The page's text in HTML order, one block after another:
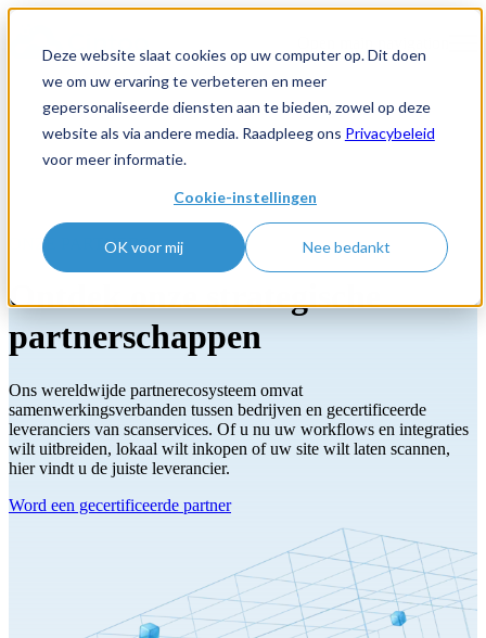
Deze website slaat cookies op uw computer op. Dit doen
we om uw ervaring te verbeteren en meer
gepersonaliseerde diensten aan te bieden, zowel op deze
website als via andere media. Raadpleeg ons Privacybeleid
voor meer informatie.
Cookie-instellingen
OK voor mij Nee bedankt
ONZE PARTNERS
Ontdek onze strategische
partnerschappen
Ons wereldwijde partnerecosysteem omvat
samenwerkingsverbanden tussen bedrijven en gecertificeerde
leveranciers van scanservices. Of u nu uw workflows en integraties
wilt uitbreiden, lokaal wilt inkopen of uw site wilt laten scannen,
hier vindt u de juiste leverancier.
Word een gecertificeerde partner